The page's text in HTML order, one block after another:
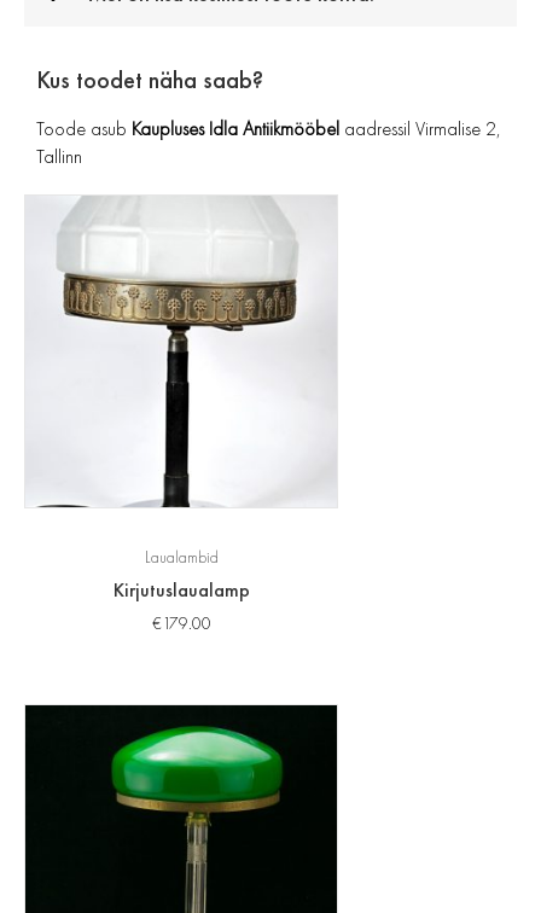
Kus toodet näha saab?
Toode asub Kaupluses Idla Antiikmööbel aadressil Virmalise 2,
Tallinn
Laualambid
Kirjutuslaualamp
€179.00